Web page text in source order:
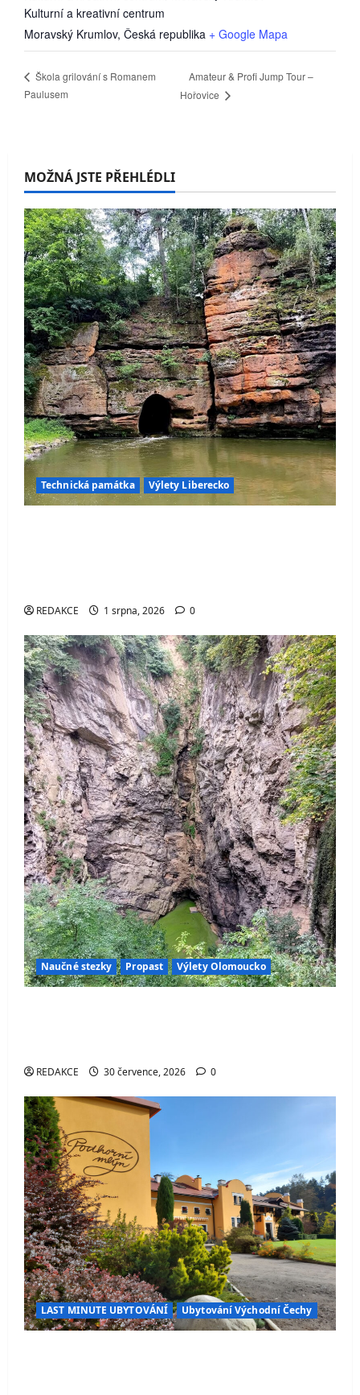
Kulturní a kreativní centrum
Moravský Krumlov, Česká republika + Google Mapa
Škola grilování s Romanem
Paulusem
Amateur & Profi Jump Tour –
Hořovice
MOŽNÁ JSTE PŘEHLÉDLI
Technická památka Výlety Liberecko
REDAKCE 1 srpna, 2026 0
Naučné stezky Propast Výlety Olomoucko
REDAKCE 30 července, 2026 0
LAST MINUTE UBYTOVÁNÍ Ubytování Východní Čechy